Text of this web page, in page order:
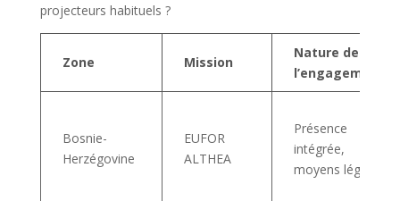
projecteurs habituels ?
Zone Mission
Nature de
l’engagement
Bosnie-
Herzégovine
EUFOR
ALTHEA
Présence
intégrée,
moyens légers